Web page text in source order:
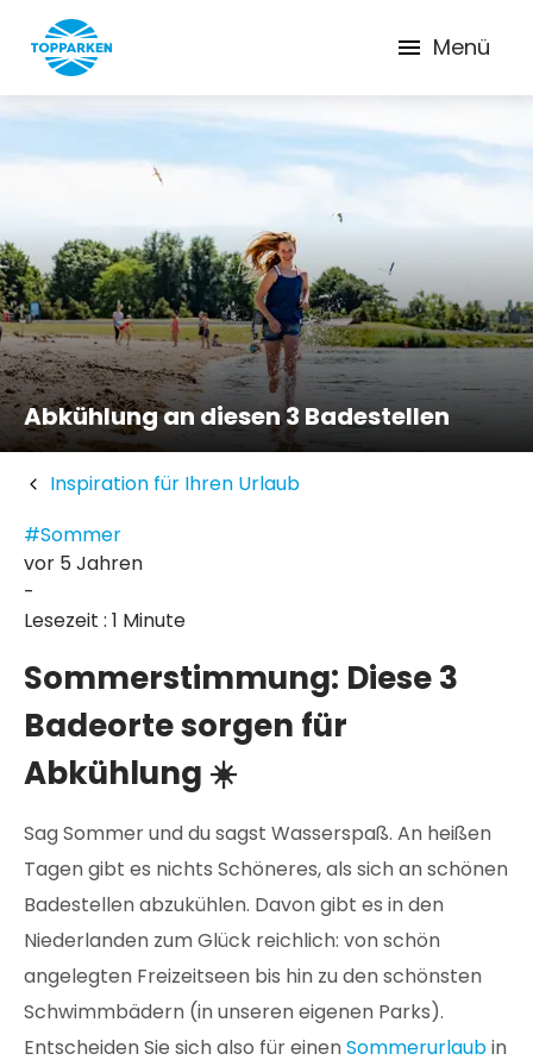
Menü
Abkühlung an diesen 3 Badestellen
Inspiration für Ihren Urlaub
#Sommer
vor 5 Jahren
-
Lesezeit : 1 Minute
Sommerstimmung: Diese 3
Badeorte sorgen für
Abkühlung ☀️
Sag Sommer und du sagst Wasserspaß. An heißen
Tagen gibt es nichts Schöneres, als sich an schönen
Badestellen abzukühlen. Davon gibt es in den
Niederlanden zum Glück reichlich: von schön
angelegten Freizeitseen bis hin zu den schönsten
Schwimmbädern (in unseren eigenen Parks).
Entscheiden Sie sich also für einenSommerurlaubin